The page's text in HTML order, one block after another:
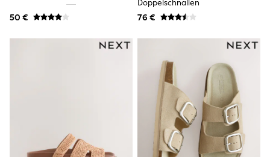
THE SET
50 - 92cm
116 - 134cm
Trousers & Leggings
Sets & Outfits
50 €
Doppelschnallen
76 €